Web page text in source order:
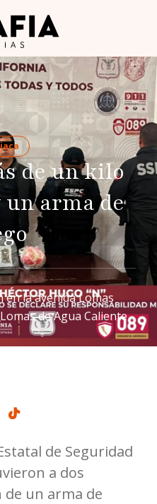
de un kilo
un arma de
la avenida Lomas
de Agua Caliente
de Seguridad
a dos
de un arma de